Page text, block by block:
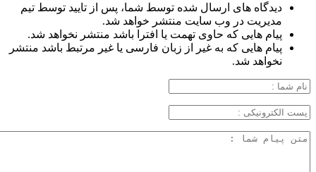
دیدگاه های ارسال شده توسط شما، پس از تایید توسط تیم
مدیریت در وب سایت منتشر خواهد شد.
پیام هایی که حاوی تهمت یا افترا باشد منتشر نخواهد شد.
پیام هایی که به غیر از زبان فارسی یا غیر مرتبط باشد منتشر
نخواهد شد.